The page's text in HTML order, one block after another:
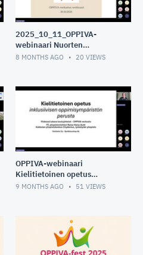
2025_10_11_OPPIVA-
webinaari Nuorten
lukivaikeuksien
8 MONTHS AGO 20 VIEWS
OPPIVA-webinaari
Kielitietoinen opetus
inklusiivisen
9 MONTHS AGO 51 VIEWS